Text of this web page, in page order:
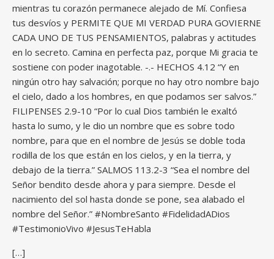
mientras tu corazón permanece alejado de Mí. Confiesa
tus desvíos y PERMITE QUE MI VERDAD PURA GOVIERNE
CADA UNO DE TUS PENSAMIENTOS, palabras y actitudes
en lo secreto. Camina en perfecta paz, porque Mi gracia te
sostiene con poder inagotable. -.- HECHOS 4.12 “Y en
ningún otro hay salvación; porque no hay otro nombre bajo
el cielo, dado a los hombres, en que podamos ser salvos.”
FILIPENSES 2.9-10 “Por lo cual Dios también le exaltó
hasta lo sumo, y le dio un nombre que es sobre todo
nombre, para que en el nombre de Jesús se doble toda
rodilla de los que están en los cielos, y en la tierra, y
debajo de la tierra.” SALMOS 113.2-3 “Sea el nombre del
Señor bendito desde ahora y para siempre. Desde el
nacimiento del sol hasta donde se pone, sea alabado el
nombre del Señor.” #NombreSanto #FidelidadADios
#TestimonioVivo #JesusTeHabla
[…]